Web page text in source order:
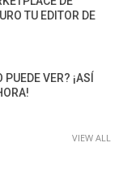
TU EDITOR DE
VER? ¡ASÍ
VIEW ALL